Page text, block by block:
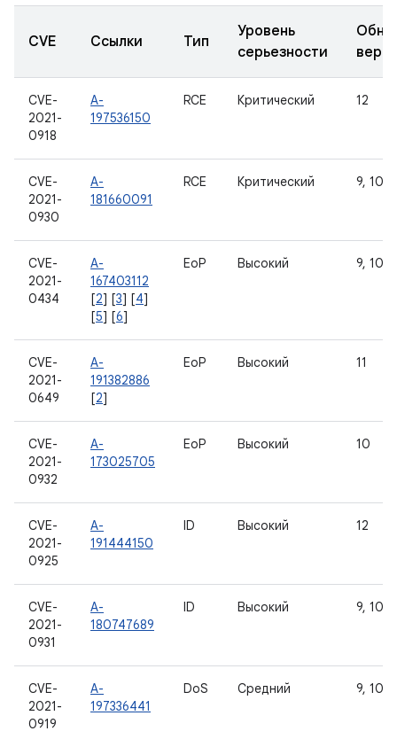
CVE Ссылки Тип
Уровень
серьезности
CVE-
2021-
0918
A-
197536150
RCE Критический 12
CVE-
2021-
0930
A-
181660091
RCE Критический 9, 10,
CVE-
2021-
0434
A-
167403112
[2] [3] [4]
[5] [6]
EoP Высокий 9, 10,
CVE-
2021-
0649
A-
191382886
[2]
EoP Высокий 11
CVE-
2021-
0932
A-
173025705
EoP Высокий 10
CVE-
2021-
0925
A-
191444150
ID Высокий 12
CVE-
2021-
0931
A-
180747689
ID Высокий 9, 10,
CVE-
2021-
0919
A-
197336441
DoS Средний 9, 10,